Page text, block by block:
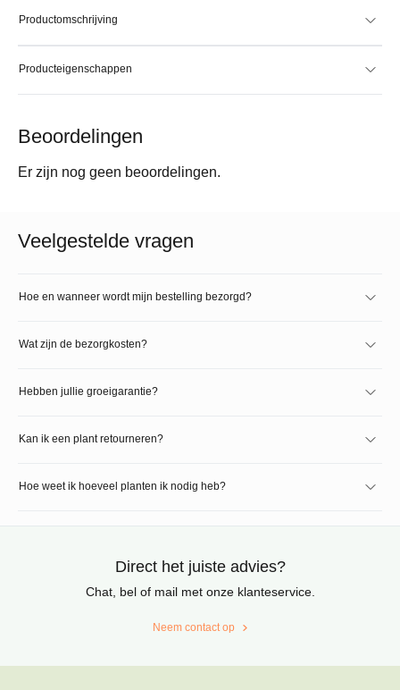
Productomschrijving
Producteigenschappen
Beoordelingen
Er zijn nog geen beoordelingen.
Veelgestelde vragen
Hoe en wanneer wordt mijn bestelling bezorgd?
Wat zijn de bezorgkosten?
Hebben jullie groeigarantie?
Kan ik een plant retourneren?
Hoe weet ik hoeveel planten ik nodig heb?
Direct het juiste advies?
Chat, bel of mail met onze klanteservice.
Neem contact op